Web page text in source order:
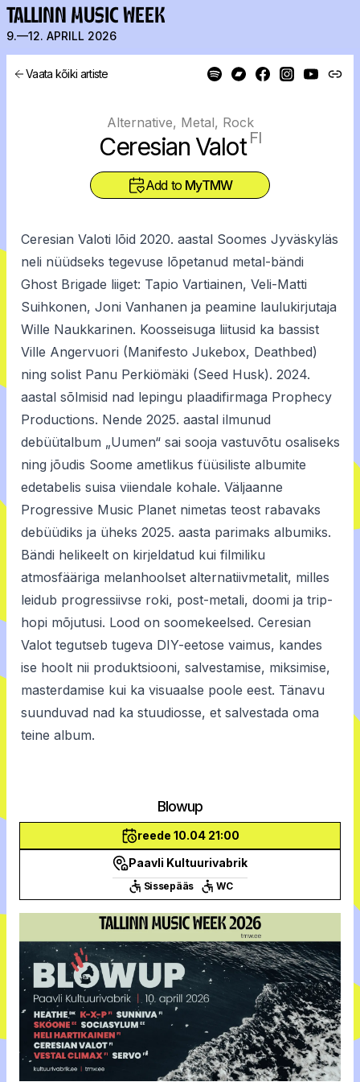
TALLINN MUSIC WEEK
9.—12. APRILL 2026
Vaata kõiki artiste
Alternative, Metal, Rock
Ceresian Valot FI
Add to MyTMW
Ceresian Valoti lõid 2020. aastal Soomes Jyväskyläs
neli nüüdseks tegevuse lõpetanud metal-bändi
Ghost Brigade liiget: Tapio Vartiainen, Veli-Matti
Suihkonen, Joni Vanhanen ja peamine laulukirjutaja
Wille Naukkarinen. Koosseisuga liitusid ka bassist
Ville Angervuori (Manifesto Jukebox, Deathbed)
ning solist Panu Perkiömäki (Seed Husk). 2024.
aastal sõlmisid nad lepingu plaadifirmaga Prophecy
Productions. Nende 2025. aastal ilmunud
debüütalbum „Uumen“ sai sooja vastuvõtu osaliseks
ning jõudis Soome ametlikus füüsiliste albumite
edetabelis suisa viiendale kohale. Väljaanne
Progressive Music Planet nimetas teost rabavaks
debüüdiks ja üheks 2025. aasta parimaks albumiks.
Bändi helikeelt on kirjeldatud kui filmiliku
atmosfääriga melanhoolset alternatiivmetalit, milles
leidub progressiivse roki, post-metali, doomi ja trip-
hopi mõjutusi. Lood on soomekeelsed. Ceresian
Valot tegutseb tugeva DIY-eetose vaimus, kandes
ise hoolt nii produktsiooni, salvestamise, miksimise,
masterdamise kui ka visuaalse poole eest. Tänavu
suunduvad nad ka stuudiosse, et salvestada oma
teine album.
Blowup
reede 10.04 21:00
Paavli Kultuurivabrik
Sissepääs WC